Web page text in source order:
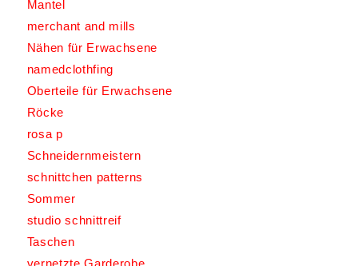
Mantel
merchant and mills
Nähen für Erwachsene
namedclothfing
Oberteile für Erwachsene
Röcke
rosa p
Schneidernmeistern
schnittchen patterns
Sommer
studio schnittreif
Taschen
vernetzte Garderobe